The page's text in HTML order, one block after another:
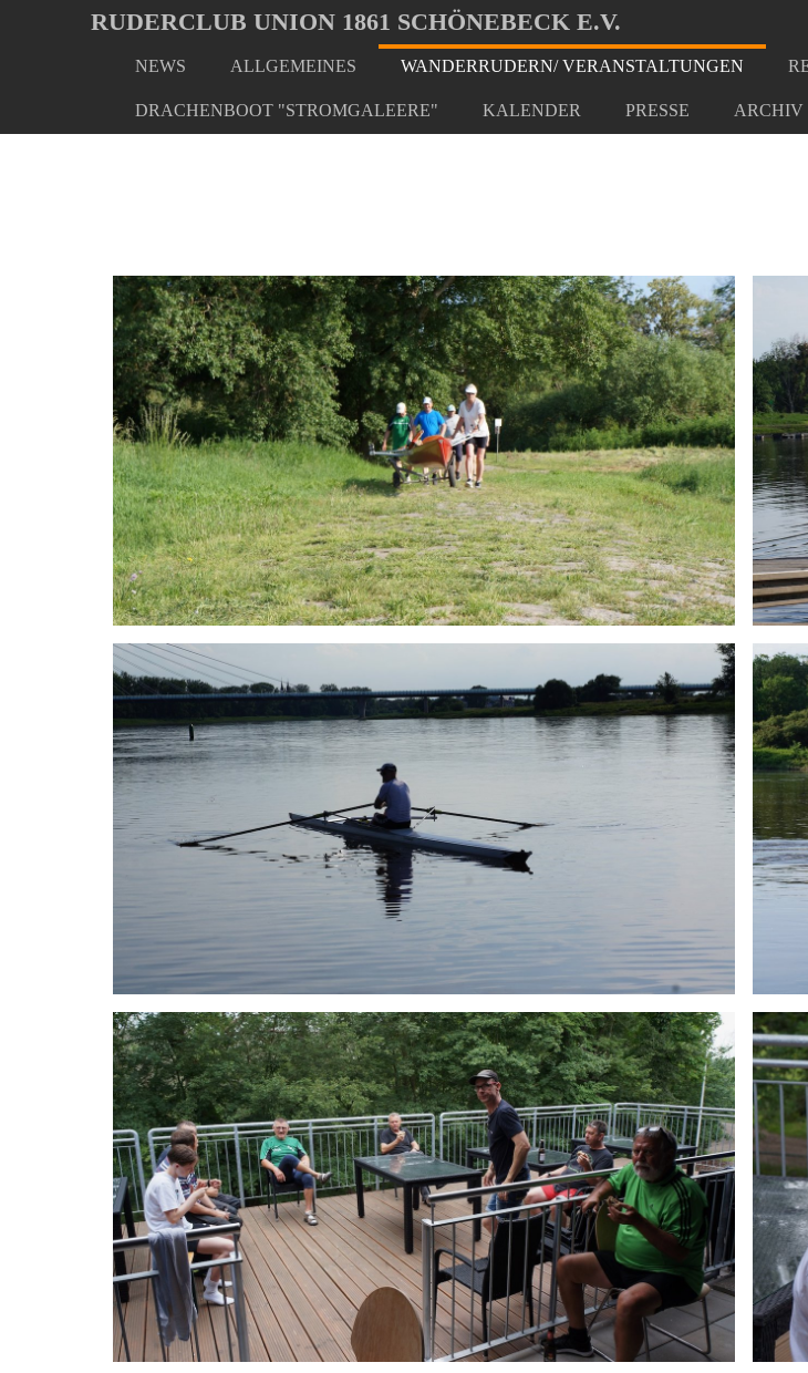
Oops, an error occurred! Code: 202608081748576ceca57c
main
RUDERCLUB UNION 1861 SCHÖNEBECK E.V.
NEWS ALLGEMEINES WANDERRUDERN/ VERANSTALTUNGEN
DRACHENBOOT "STROMGALEERE" KALENDER PRESSE ARCHIV
here: